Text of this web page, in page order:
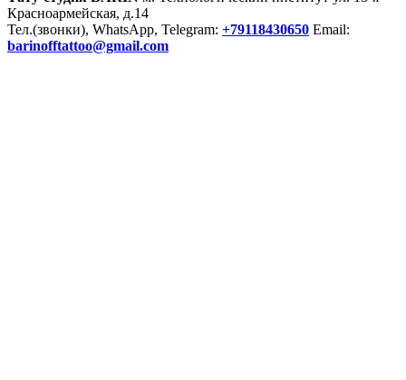
Красноармейская, д.14
Тел.(звонки), WhatsApp, Telegram: +79118430650 Email:
barinofftattoo@gmail.com